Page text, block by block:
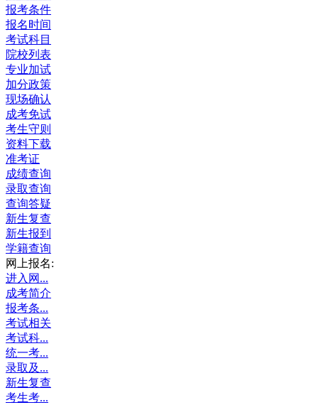
报考条件
报名时间
考试科目
院校列表
专业加试
加分政策
现场确认
成考免试
考生守则
资料下载
准考证
成绩查询
录取查询
查询答疑
新生复查
新生报到
学籍查询
网上报名:
进入网...
成考简介
报考条...
考试相关
考试科...
统一考...
录取及...
新生复查
考生考...